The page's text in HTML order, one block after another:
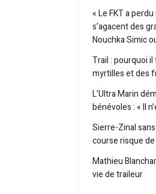
« Le FKT a
s’agacent des
Nouchka Simic
Trail : pourquoi
myrtilles et des
L’Ultra Marin
bénévoles : « Il
Sierre-Zinal
course risque
Mathieu
vie de traileur